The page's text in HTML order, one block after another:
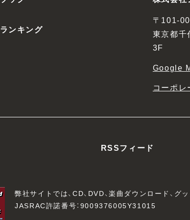
ランキング
〒101-
東京都
3F
Google
コーポレ
RSSフィード
弊社サイトでは、CD、DVD、楽曲ダウンロード、グ
JASRAC許諾番号：9009376005Y31015